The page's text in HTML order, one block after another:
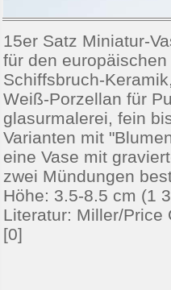
15er Satz Miniatur-
für den
Schiffsbruch-
Weiß-Porzellan für
glasurmalerei, fein
Varianten mit
eine Vase mit
zwei Mündungen
Höhe: 3.5-8.5 cm (1
Literatur: Miller/Price
[0]